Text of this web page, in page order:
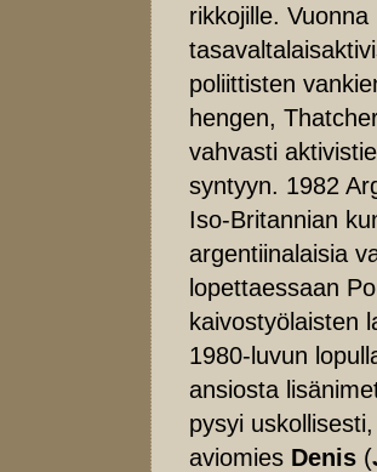
rikkojille.
poliittisten
hengen,
vahvasti
syntyyn. 1982
Iso-Britannian
argentiinalaisia
lopettaessaan
kaivostyölaisten
1980-luvun
ansiosta
pysyi
aviomies Denis (